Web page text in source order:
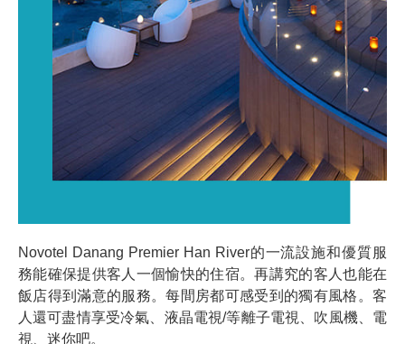
Novotel Danang Premier Han River的一流設施和優質服
務能確保提供客人一個愉快的住宿。再講究的客人也能在
飯店得到滿意的服務。每間房都可感受到的獨有風格。客
人還可盡情享受冷氣、液晶電視/等離子電視、吹風機、電
視、迷你吧。